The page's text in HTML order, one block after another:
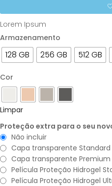
Lorem Ipsum
Armazenamento
128 GB 256 GB 512 GB
Cor
Limpar
Proteção extra para o seu
Não incluir
Capa transparente Standard
Capa transparente Premium
Película Proteção Hidrogel
Película Proteção Hidrogel